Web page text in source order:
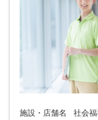
施設・店舗名
社会